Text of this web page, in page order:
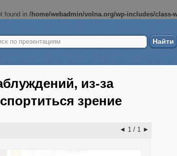
found in /home/webadmin/volna.org/wp-includes/class-
из-за
зрение
◄ 1 / 1 ►